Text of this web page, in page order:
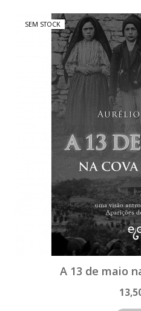
SEM STOCK
A 13 de maio